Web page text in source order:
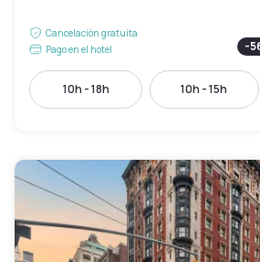
Cancelación gratuita
Pago en el hotel
-
10h - 18h 10h - 15h